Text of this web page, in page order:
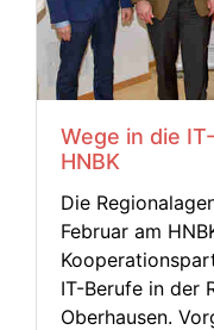
Wege in die
HNBK
Die
Februar am
IT-Berufe in der
Oberhausen.